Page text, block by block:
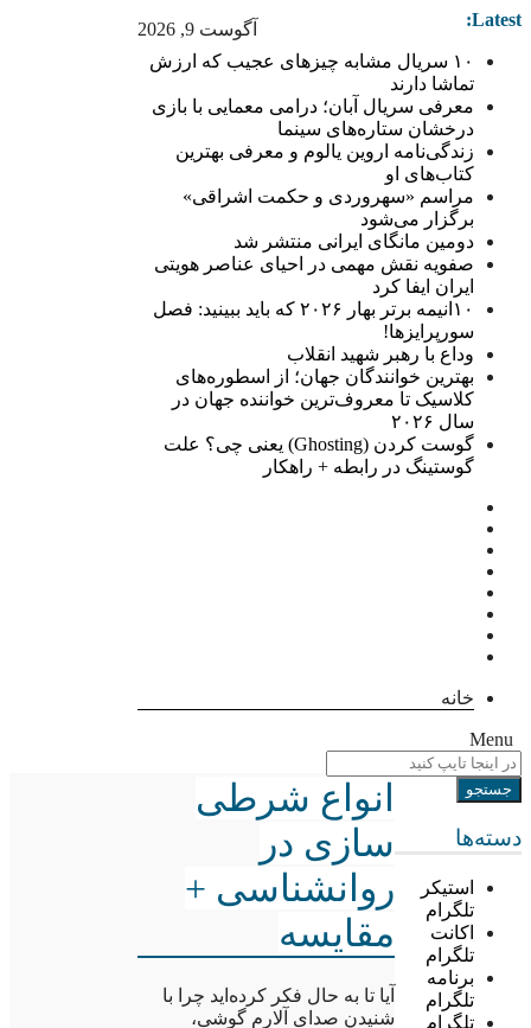
آگوست 9, 2026 Latest:
۱۰ سریال مشابه چیزهای عجیب که ارزش
تماشا دارند
معرفی سریال آبان؛ درامی معمایی با بازی
درخشان ستاره‌های سینما
زندگی‌نامه اروین یالوم و معرفی بهترین
کتاب‌های او
مراسم «سهروردی و حکمت اشراقی»
برگزار می‌شود
دومین مانگای ایرانی منتشر شد
صفویه نقش مهمی در احیای عناصر هویتی
ایران ایفا کرد
۱۰انیمه برتر بهار ۲۰۲۶ که باید ببینید: فصل
سورپرایزها!
وداع با رهبر شهید انقلاب
بهترین خوانندگان جهان؛ از اسطوره‌های
کلاسیک تا معروف‌ترین خواننده جهان در
سال ۲۰۲۶
گوست کردن (Ghosting) یعنی چی؟ علت
گوستینگ در رابطه + راهکار
خانه
Menu
دسته‌ها
استیکر
تلگرام
اکانت
تلگرام
برنامه
تلگرام
تلگرام
انواع شرطی
سازی در
روانشناسی +
مقایسه
آیا تا به حال فکر کرده‌اید چرا با
شنیدن صدای آلارم گوشی،